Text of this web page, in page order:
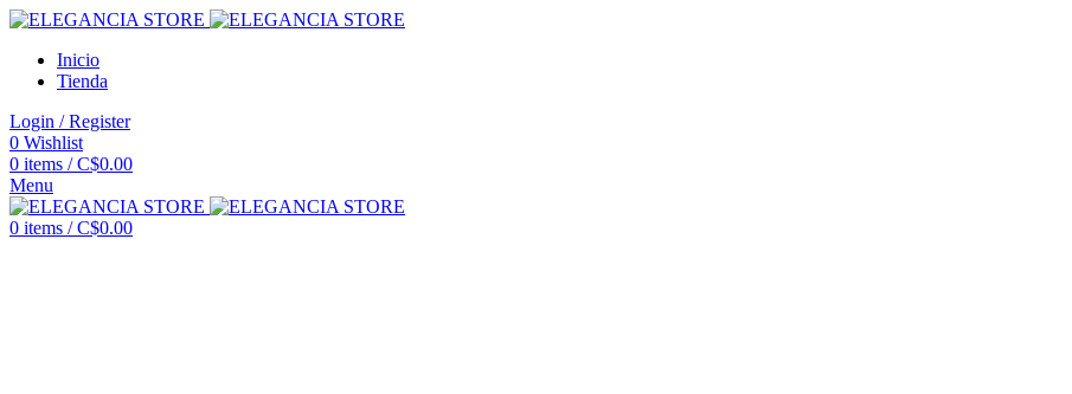
Inicio
Tienda
Login / Register
0 Wishlist
0 items / C$0.00
Menu
0 items / C$0.00